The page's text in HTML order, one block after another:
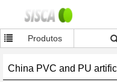
Produtos
China PVC and PU